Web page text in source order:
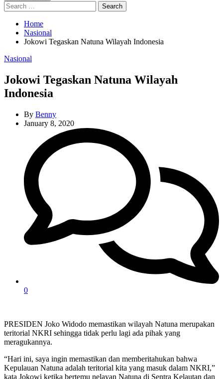
Search
for:
Home
Nasional
Jokowi Tegaskan Natuna Wilayah Indonesia
Categories
Nasional
Jokowi Tegaskan Natuna Wilayah
Indonesia
By Benny
January 8, 2020
0
PRESIDEN Joko Widodo memastikan wilayah Natuna merupakan
teritorial NKRI sehingga tidak perlu lagi ada pihak yang
meragukannya.
“Hari ini, saya ingin memastikan dan memberitahukan bahwa
Kepulauan Natuna adalah teritorial kita yang masuk dalam NKRI,”
kata Jokowi ketika bertemu nelayan Natuna di Sentra Kelautan dan